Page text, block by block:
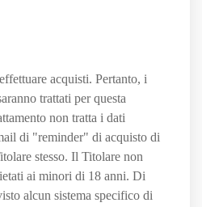
acquisti. Pertanto, i
trattati per questa
non tratta i dati
di "reminder" di acquisto di
stesso. Il Titolare non
ai minori di 18 anni. Di
alcun sistema specifico di